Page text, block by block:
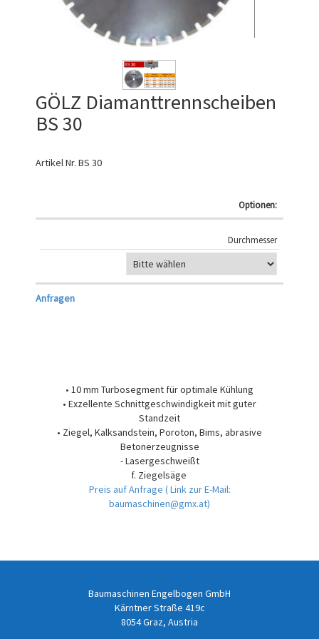
GÖLZ Diamanttrennscheiben
BS 30
Artikel Nr. BS 30
Optionen:
Durchmesser
Anfragen
• 10 mm Turbosegment für optimale Kühlung
• Exzellente Schnittgeschwindigkeit mit guter
Standzeit
• Ziegel, Kalksandstein, Poroton, Bims, abrasive
Betonerzeugnisse
- Lasergeschweißt
f. Ziegelsäge
Preis auf Anfrage ( Link zur E-Mail:
baumaschinen@gmx.at)
Baumaschinen Engelbogen GmbH
Kärntner Straße 419c
8054 Graz, Austria